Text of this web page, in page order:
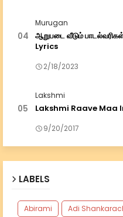
Murugan
ஆறுபடை வீடும்
Lyrics
2/18/2023
Lakshmi
Lakshmi Raave Maa
9/20/2017
LABELS
Abirami Adi